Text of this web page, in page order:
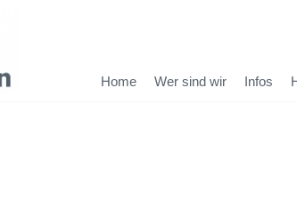
Home Wer sind wir Infos